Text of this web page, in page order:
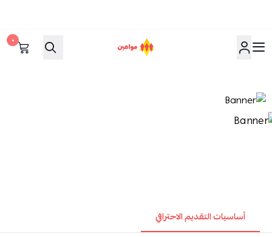
مواعين
٠
أساسيات التقديم الاحترافي